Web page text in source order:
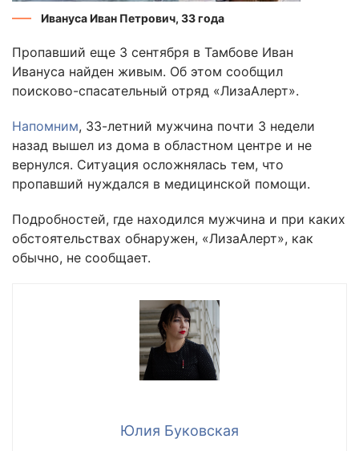
Ивануса Иван Петрович, 33 года
Пропавший еще 3 сентября в Тамбове Иван
Ивануса найден живым. Об этом сообщил
поисково-спасательный отряд «ЛизаАлерт».
Напомним, 33-летний мужчина почти 3 недели
назад вышел из дома в областном центре и не
вернулся. Ситуация осложнялась тем, что
пропавший нуждался в медицинской помощи.
Подробностей, где находился мужчина и при каких
обстоятельствах обнаружен, «ЛизаАлерт», как
обычно, не сообщает.
Юлия Буковская